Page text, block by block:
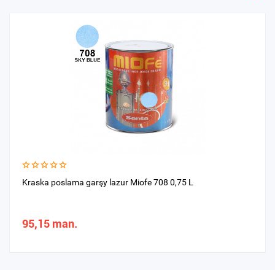
Kraska poslama garşy lazur Miofe 708 0,75 L
95,15 man.